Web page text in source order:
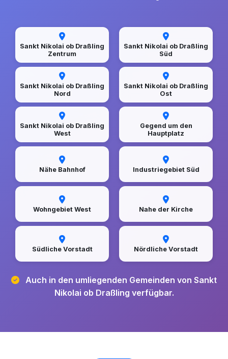
Sankt Nikolai ob Draßling
Zentrum
Sankt Nikolai ob Draßling
Süd
Sankt Nikolai ob Draßling
Nord
Sankt Nikolai ob Draßling
Ost
Sankt Nikolai ob Draßling
West
Gegend um den
Hauptplatz
Nähe Bahnhof Industriegebiet Süd
Wohngebiet West Nahe der Kirche
Südliche Vorstadt Nördliche Vorstadt
Auch in den umliegenden Gemeinden von Sankt
Nikolai ob Draßling verfügbar.